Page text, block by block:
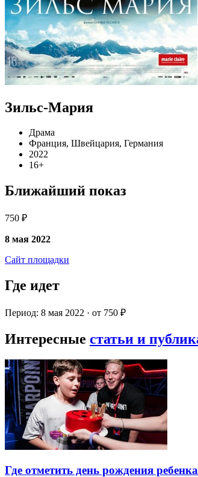
Зильс-Мария
Драма
Франция, Швейцария, Германия
2022
16+
Ближайший показ
750 ₽
8 мая 2022
Сайт площадки
Где идет
Период: 8 мая 2022 · от 750 ₽
Интересные статьи и
Где отметить день рождения